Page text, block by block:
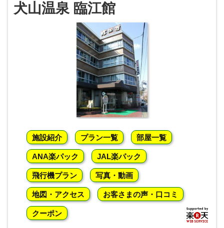
犬山温泉 臨江館
施設紹介 プラン一覧 部屋一覧
ANA楽パック JAL楽パック
飛行機プラン 写真・動画
地図・アクセス お客さまの声・口コミ
クーポン